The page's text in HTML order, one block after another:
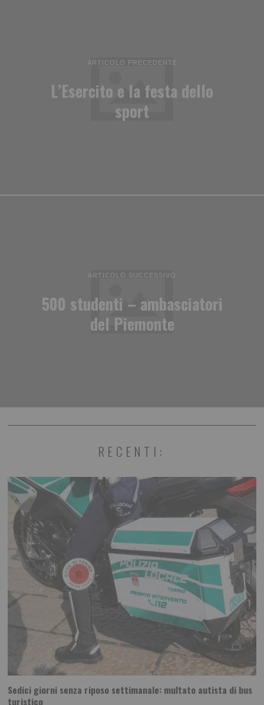
ARTICOLO PRECEDENTE
L’Esercito e la festa dello
sport
ARTICOLO SUCCESSIVO
500 studenti – ambasciatori
del Piemonte
RECENTI:
Sedici giorni senza riposo settimanale: multato autista di bus
turistico